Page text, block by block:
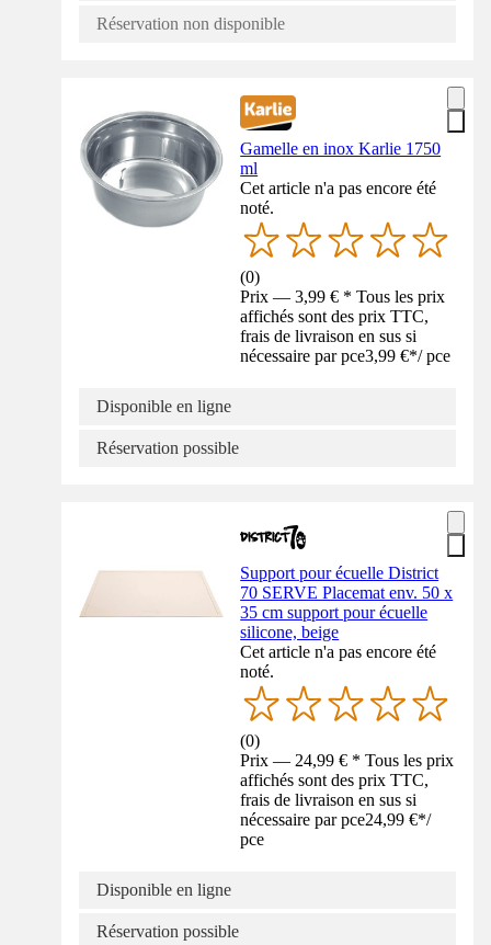
Réservation non disponible
Gamelle en inox Karlie 1750
ml
Cet article n'a pas encore été
noté.
(0)
Prix — 3,99 € * Tous les prix
affichés sont des prix TTC,
frais de livraison en sus si
nécessaire par pce3,99 €*/ pce
Disponible en ligne
Réservation possible
Support pour écuelle District
70 SERVE Placemat env. 50 x
35 cm support pour écuelle
silicone, beige
Cet article n'a pas encore été
noté.
(0)
Prix — 24,99 € * Tous les prix
affichés sont des prix TTC,
frais de livraison en sus si
nécessaire par pce24,99 €*/
pce
Disponible en ligne
Réservation possible